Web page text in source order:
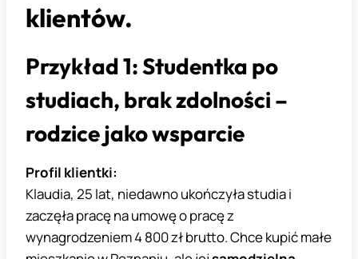
klientów.
Przykład 1: Studentka po
studiach, brak zdolności –
rodzice jako wsparcie
Profil klientki:
Klaudia, 25 lat, niedawno ukończyła studia i
zaczęła pracę na umowę o pracę z
wynagrodzeniem 4 800 zł brutto. Chce kupić małe